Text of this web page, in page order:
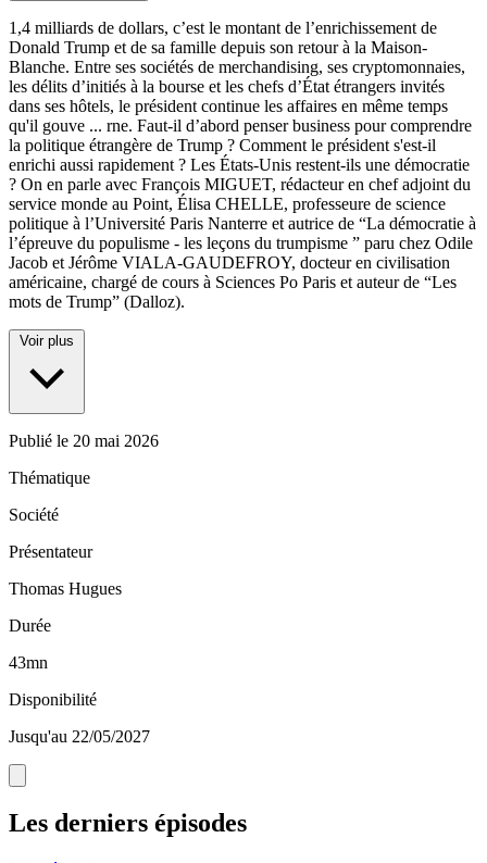
1,4 milliards de dollars, c’est le montant de l’enrichissement de
Donald Trump et de sa famille depuis son retour à la Maison-
Blanche. Entre ses sociétés de merchandising, ses cryptomonnaies,
les délits d’initiés à la bourse et les chefs d’État étrangers invités
dans ses hôtels, le président continue les affaires en même temps
qu'il gouve ... rne. Faut-il d’abord penser business pour comprendre
la politique étrangère de Trump ? Comment le président s'est-il
enrichi aussi rapidement ? Les États-Unis restent-ils une démocratie
? On en parle avec François MIGUET, rédacteur en chef adjoint du
service monde au Point, Élisa CHELLE, professeure de science
politique à l’Université Paris Nanterre et autrice de “La démocratie à
l’épreuve du populisme - les leçons du trumpisme ” paru chez Odile
Jacob et Jérôme VIALA-GAUDEFROY, docteur en civilisation
américaine, chargé de cours à Sciences Po Paris et auteur de “Les
mots de Trump” (Dalloz).
Voir plus
Publié le 20 mai 2026
Thématique
Société
Présentateur
Thomas Hugues
Durée
43mn
Disponibilité
Jusqu'au 22/05/2027
Les derniers épisodes